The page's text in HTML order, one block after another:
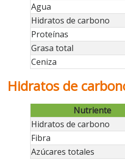
Agua
Hidratos de carbono
Proteínas
Grasa total
Ceniza
Hidratos de
Nutriente
Hidratos de carbono
Fibra
Azúcares totales